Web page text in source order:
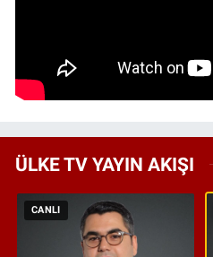
ÜLKE TV YAYIN AKIŞI
CANLI